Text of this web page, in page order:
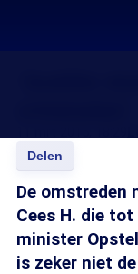
Delen
De omstreden
Cees H. die
minister
is zeker niet